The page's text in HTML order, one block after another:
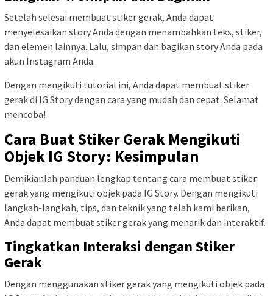
Setelah selesai membuat stiker gerak, Anda dapat
menyelesaikan story Anda dengan menambahkan teks, stiker,
dan elemen lainnya. Lalu, simpan dan bagikan story Anda pada
akun Instagram Anda.
Dengan mengikuti tutorial ini, Anda dapat membuat stiker
gerak di IG Story dengan cara yang mudah dan cepat. Selamat
mencoba!
Cara Buat Stiker Gerak Mengikuti
Objek IG Story: Kesimpulan
Demikianlah panduan lengkap tentang cara membuat stiker
gerak yang mengikuti objek pada IG Story. Dengan mengikuti
langkah-langkah, tips, dan teknik yang telah kami berikan,
Anda dapat membuat stiker gerak yang menarik dan interaktif.
Tingkatkan Interaksi dengan Stiker
Gerak
Dengan menggunakan stiker gerak yang mengikuti objek pada